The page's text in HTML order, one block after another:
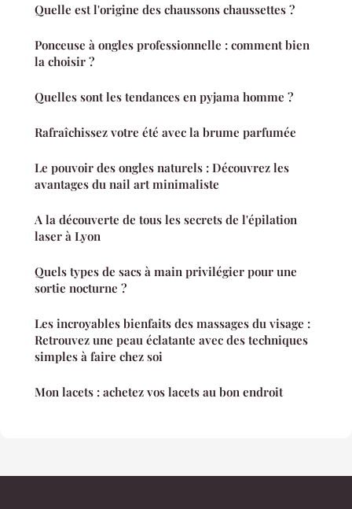
Quelle est l'origine des chaussons chaussettes ?
Ponceuse à ongles professionnelle : comment bien
la choisir ?
Quelles sont les tendances en pyjama homme ?
Rafraîchissez votre été avec la brume parfumée
Le pouvoir des ongles naturels : Découvrez les
avantages du nail art minimaliste
A la découverte de tous les secrets de l'épilation
laser à Lyon
Quels types de sacs à main privilégier pour une
sortie nocturne ?
Les incroyables bienfaits des massages du visage :
Retrouvez une peau éclatante avec des techniques
simples à faire chez soi
Mon lacets : achetez vos lacets au bon endroit